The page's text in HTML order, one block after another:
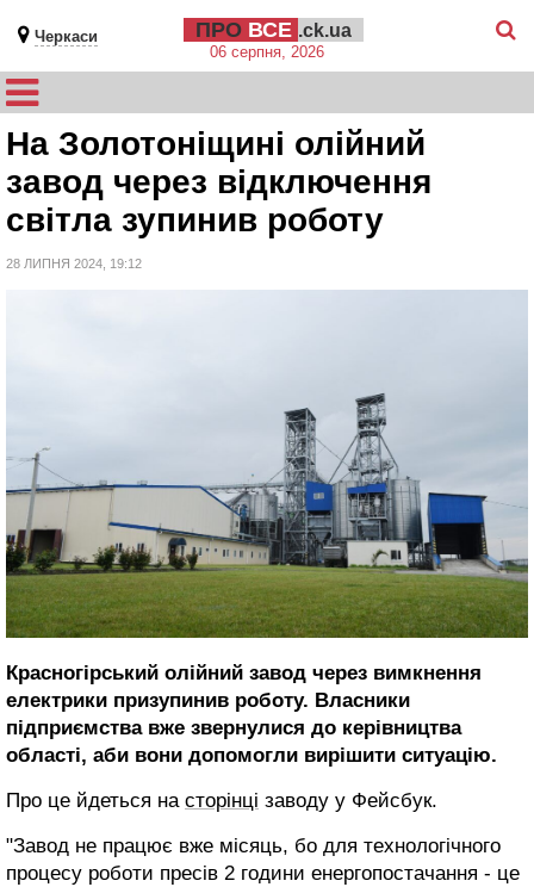
Черкаси ПРО ВСЕ .ck.ua
06 серпня, 2026
На Золотоніщині олійний
завод через відключення
світла зупинив роботу
28 ЛИПНЯ 2024, 19:12
Красногірський олійний завод через вимкнення
електрики призупинив роботу. Власники
підприємства вже звернулися до керівництва
області, аби вони допомогли вирішити ситуацію.
Про це йдеться на сторінці заводу у Фейсбук.
"Завод не працює вже місяць, бо для технологічного
процесу роботи пресів 2 години енергопостачання - це